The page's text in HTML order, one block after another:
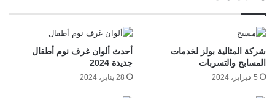
شركة المثالية بولز لخدمات
المسابح والتسربات
5 فبراير، 2024
أحدث ألوان غرف نوم أطفال
جديدة 2024
28 يناير، 2024